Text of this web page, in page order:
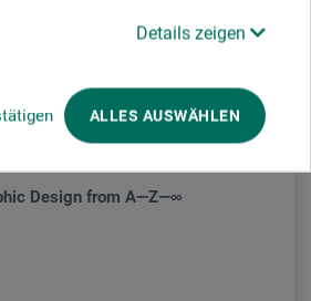
Details zeigen
ALLES AUSWÄHLEN
Design from A—Z—∞